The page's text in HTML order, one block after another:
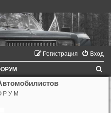
Вход
Регистрация
Р У М